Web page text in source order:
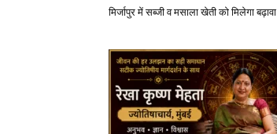
मिर्जापुर में सब्जी व मसाला खेती को मिलेगा बढ़ावा